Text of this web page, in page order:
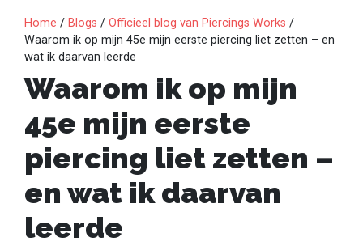
Home / Blogs / Officieel blog van Piercings Works /
Waarom ik op mijn 45e mijn eerste piercing liet zetten – en
wat ik daarvan leerde
Waarom ik op mijn
45e mijn eerste
piercing liet zetten –
en wat ik daarvan
leerde